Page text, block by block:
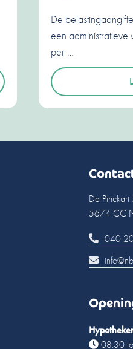
De
een
per …
De
5674 CC
040
08:30